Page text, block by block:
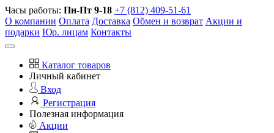
Часы работы: Пн-Пт 9-18 +7 (812) 409-51-61
О компании Оплата Доставка Обмен и возврат Акции и
подарки Юр. лицам Контакты
Каталог товаров
Личный кабинет
Вход
Регистрация
Полезная информация
Акции